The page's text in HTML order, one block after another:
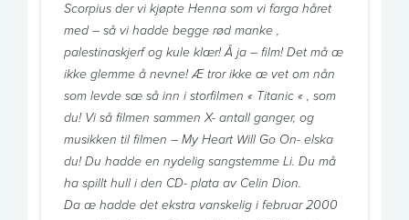
Scorpius der vi kjøpte Henna som vi farga håret
med – så vi hadde begge rød manke ,
palestinaskjerf og kule klær! Å ja – film! Det må æ
ikke glemme å nevne! Æ tror ikke æ vet om nån
som levde sæ så inn i storfilmen « Titanic « , som
du! Vi så filmen sammen X- antall ganger, og
musikken til filmen – My Heart Will Go On- elska
du! Du hadde en nydelig sangstemme Li. Du må
ha spillt hull i den CD- plata av Celin Dion.
Da æ hadde det ekstra vanskelig i februar 2000